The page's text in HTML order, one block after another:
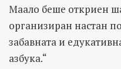
Маало беше откриен
организиран настан
забавната и
азбука.“